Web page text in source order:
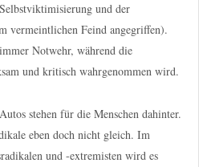
und der
vermeintlichen Feind angegriffen).
Notwehr, während die
und kritisch wahrgenommen wird.
stehen für die Menschen dahinter.
eben doch nicht gleich. Im
und -extremisten wird es